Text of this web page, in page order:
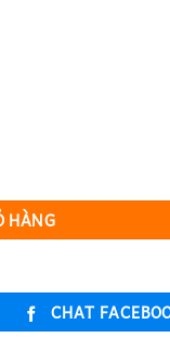
Dưỡng số lượng
HÀNG
CHAT